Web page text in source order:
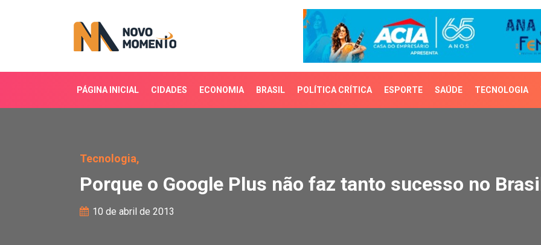
PÁGINA INICIAL CIDADES ECONOMIA BRASIL POLÍTICA CRÍTICA ESPORTE SAÚDE TECNOLOGIA
Tecnologia,
Porque o Google Plus não faz tanto sucesso no
10 de abril de 2013